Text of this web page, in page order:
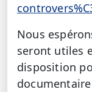
Nous
seront utiles
disposition